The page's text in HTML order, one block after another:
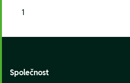
1
Footer
Společnost